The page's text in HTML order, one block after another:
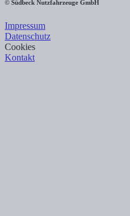
© Südbeck Nutzfahrzeuge GmbH
Impressum
Datenschutz
Cookies
Kontakt